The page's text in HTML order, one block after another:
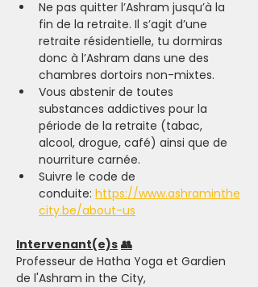
Ne pas quitter l’Ashram jusqu’à la
fin de la retraite. Il s’agit d’une
retraite résidentielle, tu dormiras
donc à l’Ashram dans une des
chambres dortoirs non-mixtes.
Vous abstenir de toutes
substances addictives pour la
période de la retraite (tabac,
alcool, drogue, café) ainsi que de
nourriture carnée.
Suivre le code de
conduite: https://www.ashraminthe
city.be/about-us
Intervenant(e)s 👥
Professeur de Hatha Yoga et Gardien
de l'Ashram in the City,